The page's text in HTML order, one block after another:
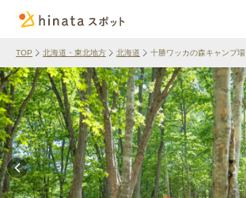
TOP 北海道・東北地方 北海道 十勝ワッカの森キャンプ場